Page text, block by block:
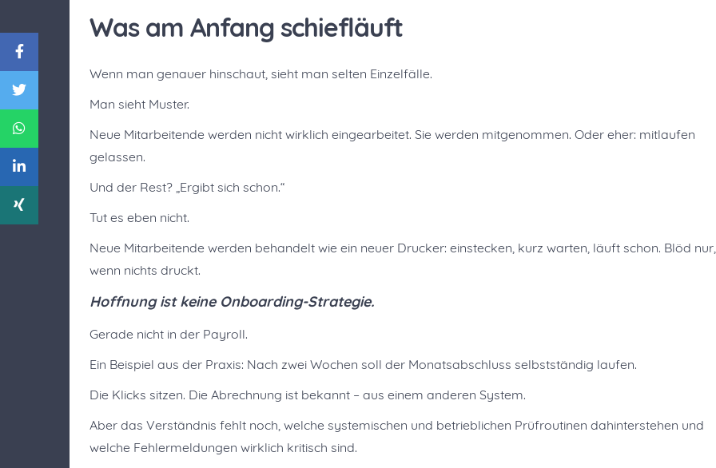
Was am Anfang schiefläuft
Wenn man genauer hinschaut, sieht man selten Einzelfälle.
Man sieht Muster.
Neue Mitarbeitende werden nicht wirklich eingearbeitet. Sie werden mitgenommen. Oder eher: mitlaufen
gelassen.
Und der Rest? „Ergibt sich schon.“
Tut es eben nicht.
Neue Mitarbeitende werden behandelt wie ein neuer Drucker: einstecken, kurz warten, läuft schon. Blöd nur,
wenn nichts druckt.
Hoffnung ist keine Onboarding-Strategie.
Gerade nicht in der Payroll.
Ein Beispiel aus der Praxis: Nach zwei Wochen soll der Monatsabschluss selbstständig laufen.
Die Klicks sitzen. Die Abrechnung ist bekannt – aus einem anderen System.
Aber das Verständnis fehlt noch, welche systemischen und betrieblichen Prüfroutinen dahinterstehen und
welche Fehlermeldungen wirklich kritisch sind.